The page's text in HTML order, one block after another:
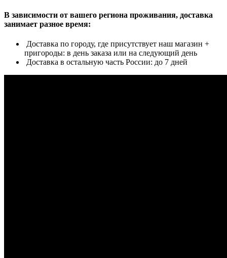
В зависимости от вашего региона проживания, доставка
занимает разное время:
Доставка по городу, где присутствует наш магазин +
пригороды: в день заказа или на следующий день
Доставка в остальную часть России: до 7 дней